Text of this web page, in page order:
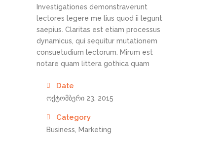
Investigationes demonstraverunt
lectores legere me lius quod ii legunt
saepius. Claritas est etiam processus
dynamicus, qui sequitur mutationem
consuetudium lectorum. Mirum est
notare quam littera gothica quam
Date
ოქტომბერი 23, 2015
Category
Business, Marketing